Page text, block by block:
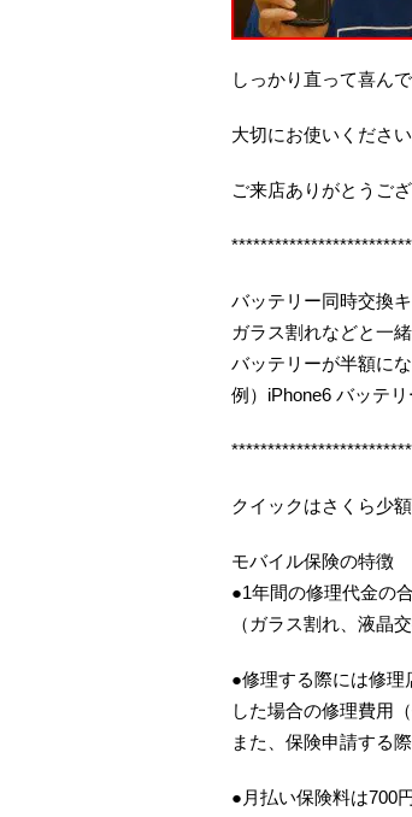
しっかり直って喜ん
大切にお使いくださ
ご来店ありがとうご
バッテリー同時交換
ガラス割れなどと一
バッテリーが半額にな
例）iPhone6 バッテ
クイックはさくら少
モバイル保険の特徴
●1年間の修理代金の
（ガラス割れ、液晶
●修理する際には修理
した場合の修理費用
また、保険申請する
●月払い保険料は700